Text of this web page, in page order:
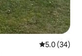
5 ರಲ್ಲಿ 5.0
5.0 (34)